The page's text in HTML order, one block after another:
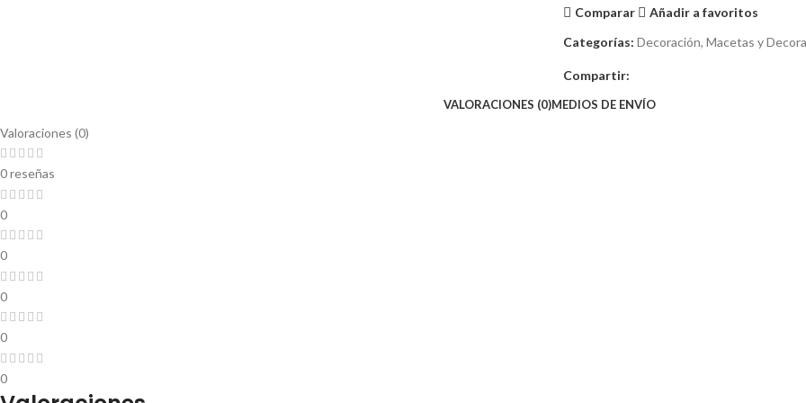
Comparar
Añadir a favoritos
Categorías: Decoración, Macetas y
Compartir:
VALORACIONES (0)MEDIOS DE ENVÍO
Valoraciones (0)
0 reseñas
0
0
0
0
0